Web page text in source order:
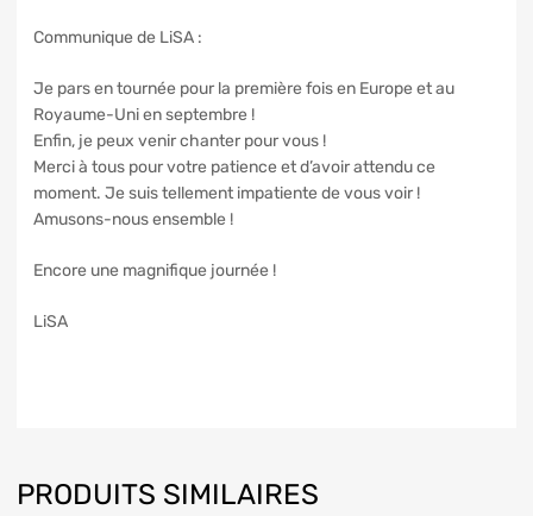
Communique de LiSA :
Je pars en tournée pour la première fois en Europe et au
Royaume-Uni en septembre !
Enfin, je peux venir chanter pour vous !
Merci à tous pour votre patience et d’avoir attendu ce
moment. Je suis tellement impatiente de vous voir !
Amusons-nous ensemble !
Encore une magnifique journée !
LiSA
PRODUITS SIMILAIRES